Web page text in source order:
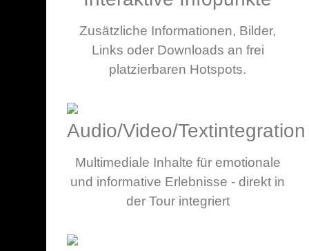
Zusätzliche Informationen, Bilder,
Links oder Downloads an frei
platzierbaren Hotspots.
Audio/Video/Textintegration
Multimediale Inhalte für emotionale
und informative Erlebnisse - direkt in
der Tour integriert